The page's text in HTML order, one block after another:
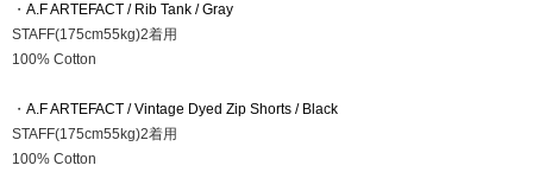
・ A.F ARTEFACT / Rib Tank / Gray
STAFF(175cm55kg)2着用
100% Cotton
・ A.F ARTEFACT / Vintage Dyed Zip Shorts / Black
STAFF(175cm55kg)2着用
100% Cotton